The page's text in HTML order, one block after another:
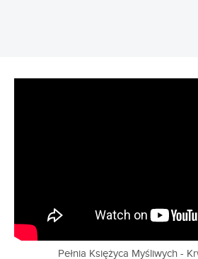
Pełnia Księżyca Myśliwych -